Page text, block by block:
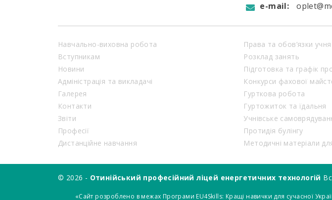
e-mail:
Навчально-виховна робота
Вступникам
Новини
Адміністрація та викладачі
Галерея
Контакти
Звіти
Професії
Дистанційне навчання
Права та обов’язки учня
Розклад занять
Підготовка та графік
Конкурси фахової
Гурткова робота
Гуртожиток та їдальня
Учнівське
Протидія булінгу
Методичні матеріали
© 2026 - Отинійський професійний ліцей енергетичних технологій
«Сайт розроблено в межах Програми EU4Skills: Кращі навички для сучасної